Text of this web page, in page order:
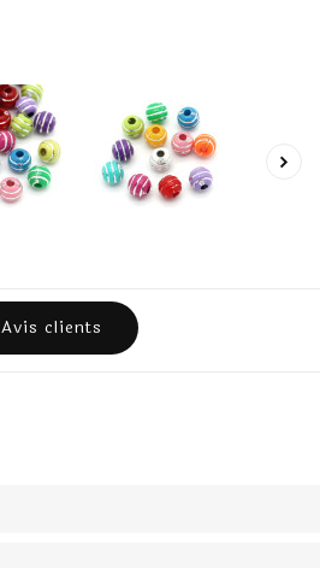
Avis clients